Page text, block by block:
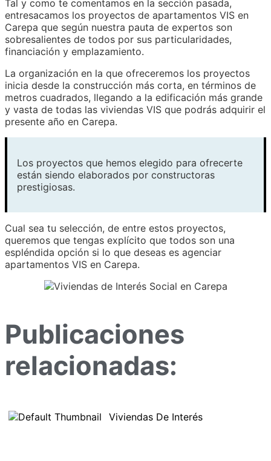
Tal y como te comentamos en la sección pasada,
entresacamos los proyectos de apartamentos VIS en
Carepa que según nuestra pauta de expertos son
sobresalientes de todos por sus particularidades,
financiación y emplazamiento.
La organización en la que ofreceremos los proyectos
inicia desde la construcción más corta, en términos de
metros cuadrados, llegando a la edificación más grande
y vasta de todas las viviendas VIS que podrás adquirir el
presente año en Carepa.
Los proyectos que hemos elegido para ofrecerte
están siendo elaborados por constructoras
prestigiosas.
Cual sea tu selección, de entre estos proyectos,
queremos que tengas explícito que todos son una
espléndida opción si lo que deseas es agenciar
apartamentos VIS en Carepa.
Publicaciones
relacionadas:
Viviendas De Interés